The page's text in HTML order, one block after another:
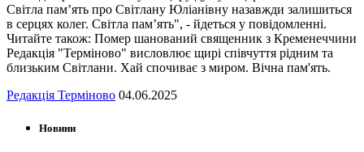
Світла пам’ять про Світлану Юліанівну назавжди залишиться
в серцях колег. Світла пам’ять", - йдеться у повідомленні.
Читайте також: Помер шанований священник з Кременеччини
Редакція "Терміново" висловлює щирі співчуття рідним та
близьким Світлани. Хай спочиває з миром. Вічна пам'ять.
Редакція Терміново 04.06.2025
Новини